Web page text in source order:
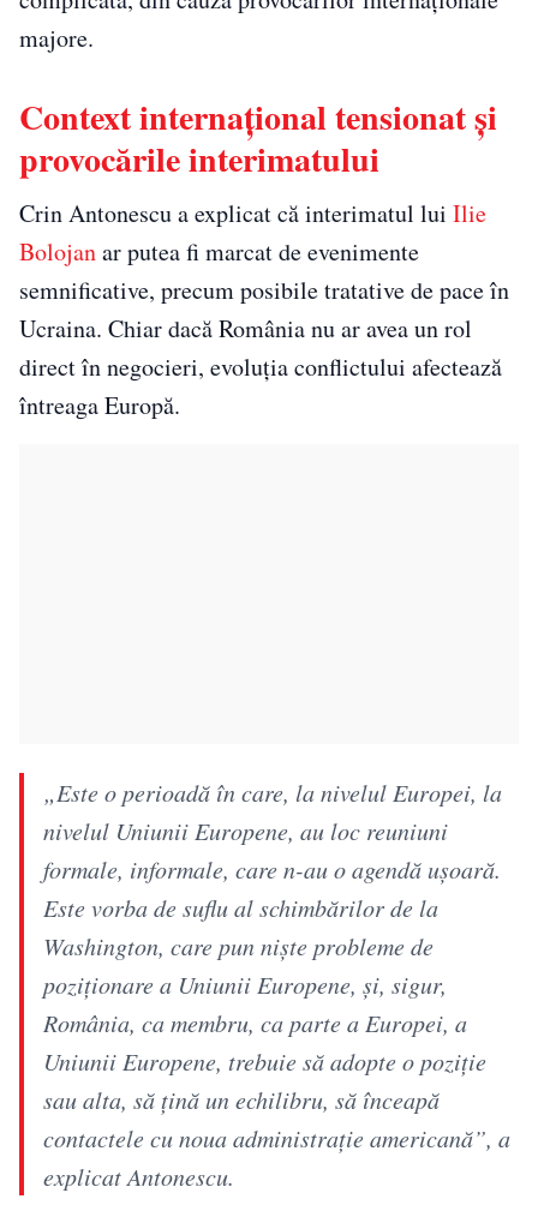
majore.
Context internațional tensionat și
provocările interimatului
Crin Antonescu a explicat că interimatul lui Ilie
Bolojanar putea fi marcat de evenimente
semnificative, precum posibile tratative de pace în
Ucraina. Chiar dacă România nu ar avea un rol
direct în negocieri, evoluția conflictului afectează
întreaga Europă.
„Este o perioadă în care, la nivelul Europei, la
nivelul Uniunii Europene, au loc reuniuni
formale, informale, care n-au o agendă uşoară.
Este vorba de suflu al schimbărilor de la
Washington, care pun nişte probleme de
poziţionare a Uniunii Europene, şi, sigur,
România, ca membru, ca parte a Europei, a
Uniunii Europene, trebuie să adopte o poziţie
sau alta, să ţină un echilibru, să înceapă
contactele cu noua administraţie americană”, a
explicat Antonescu.